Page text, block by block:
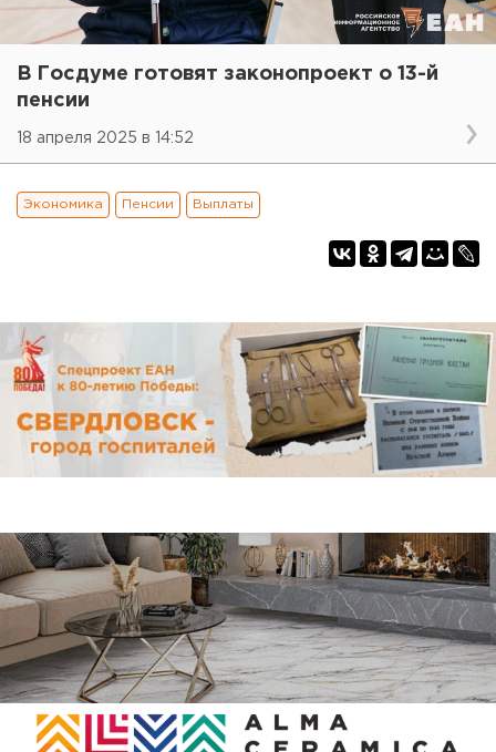
В Госдуме готовят законопроект о 13-й
пенсии
18 апреля 2025 в 14:52
Экономика Пенсии Выплаты